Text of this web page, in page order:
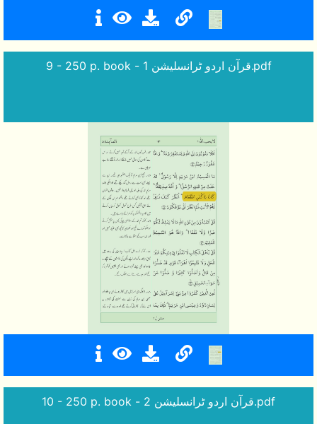
9 - 250 p. book - قرآن اردو ٹرانسلیشن 1.pdf
10 - 250 p. book - قرآن اردو ٹرانسلیشن 2.pdf